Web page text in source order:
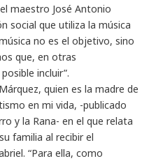
maestro José Antonio
social que utiliza la música
no es el objetivo, sino
que, en otras
incluir”.
quien es la madre de
en mi vida, -publicado
y la Rana- en el que relata
familia al recibir el
“Para ella, como